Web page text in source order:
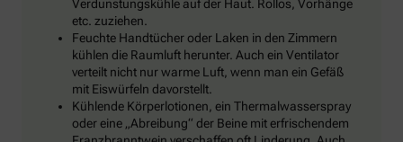
Verdunstungskühle auf der Haut. Rollos, Vorhänge
etc. zuziehen.
Feuchte Handtücher oder Laken in den Zimmern
kühlen die Raumluft herunter. Auch ein Ventilator
verteilt nicht nur warme Luft, wenn man ein Gefäß
mit Eiswürfeln davorstellt.
Kühlende Körperlotionen, ein Thermalwasserspray
oder eine „Abreibung“ der Beine mit erfrischendem